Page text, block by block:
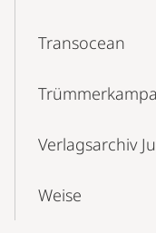
Transocean
Verlagsarchiv
Weise